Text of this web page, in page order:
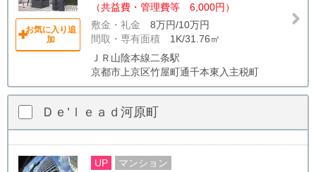
お気に入り追
加
（共益費・管理費等 6,000円）
敷金・礼金 8万円/10万円
間取・専有面積 1K/31.76㎡
ＪＲ山陰本線二条駅
京都市上京区竹屋町通千本東入主税町
Ｄｅ’ｌｅａｄ河原町
UP マンション